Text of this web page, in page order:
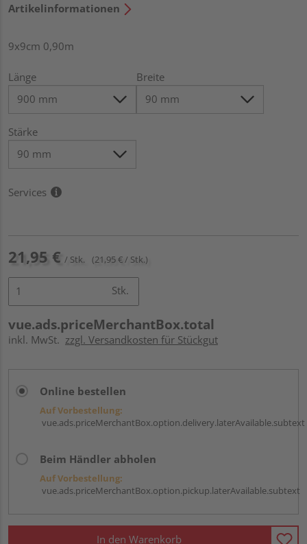
Artikelinformationen
9x9cm 0,90m
Länge Breite
Stärke
Services
21,95 € / Stk. (21,95 € / Stk.)
Stk.
vue.ads.priceMerchantBox.total
inkl. MwSt. zzgl. Versandkosten für Stückgut
Online bestellen
Auf Vorbestellung:
vue.ads.priceMerchantBox.option.delivery.laterAvailable.subtext
Beim Händler abholen
Auf Vorbestellung:
vue.ads.priceMerchantBox.option.pickup.laterAvailable.subtext
In den Warenkorb